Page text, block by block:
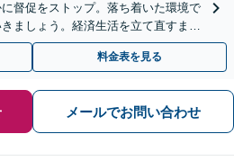
督促をストップ。落ち着いた環境で
ましょう。経済生活を立て直すまで
再生・任意整理の実績多数
料金表を見る
メールでお問い合わせ